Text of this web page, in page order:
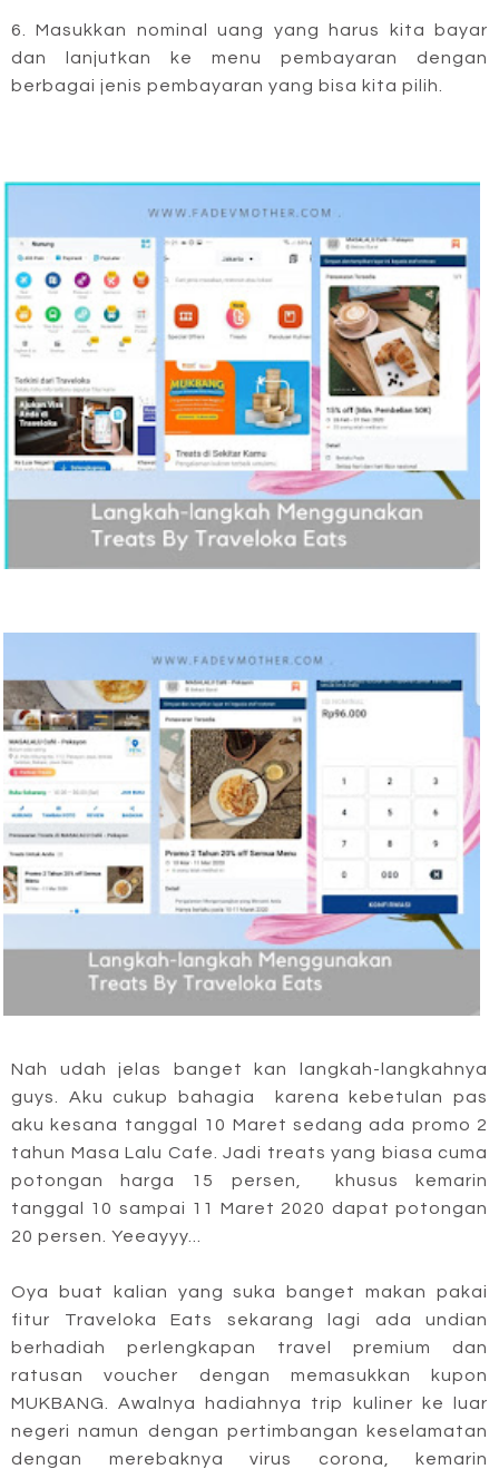
6. Masukkan nominal uang yang harus kita bayar
dan lanjutkan ke menu pembayaran dengan
berbagai jenis pembayaran yang bisa kita pilih.
Nah udah jelas banget kan langkah-langkahnya
guys. Aku cukup bahagia karena kebetulan pas
aku kesana tanggal 10 Maret sedang ada promo 2
tahun Masa Lalu Cafe. Jadi treats yang biasa cuma
potongan harga 15 persen, khusus kemarin
tanggal 10 sampai 11 Maret 2020 dapat potongan
20 persen. Yeeayyy...
Oya buat kalian yang suka banget makan pakai
fitur Traveloka Eats sekarang lagi ada undian
berhadiah perlengkapan travel premium dan
ratusan voucher dengan memasukkan kupon
MUKBANG. Awalnya hadiahnya trip kuliner ke luar
negeri namun dengan pertimbangan keselamatan
dengan merebaknya virus corona, kemarin